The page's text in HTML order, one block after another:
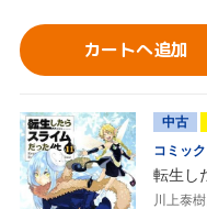
カートへ追加
中古
コミック
転生し
川上泰